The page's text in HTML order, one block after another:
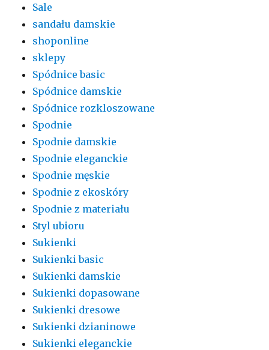
Sale
sandału damskie
shoponline
sklepy
Spódnice basic
Spódnice damskie
Spódnice rozkloszowane
Spodnie
Spodnie damskie
Spodnie eleganckie
Spodnie męskie
Spodnie z ekoskóry
Spodnie z materiału
Styl ubioru
Sukienki
Sukienki basic
Sukienki damskie
Sukienki dopasowane
Sukienki dresowe
Sukienki dzianinowe
Sukienki eleganckie